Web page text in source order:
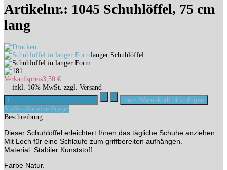
Artikelnr.: 1045 Schuhlöffel, 75 cm
lang
langer Schuhlöffel
Verkaufspreis3,50 €
inkl. 16% MwSt. zzgl. Versand
Stellen Sie eine Frage!
Beschreibung
Dieser Schuhlöffel erleichtert Ihnen das tägliche Schuhe anziehen.
Mit Loch für eine Schlaufe zum griffbereiten aufhängen.
Material: Stabiler Kunststoff.
Farbe Natur.